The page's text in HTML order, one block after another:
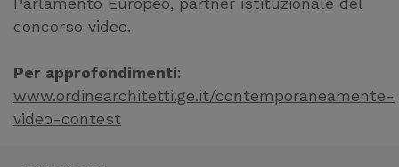
Parlamento Europeo, partner istituzionale del
concorso video.
Per approfondimenti:
www.ordinearchitetti.ge.it/contemporaneamente-
video-contest